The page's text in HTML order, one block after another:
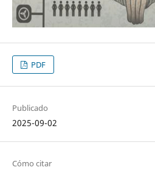
PDF
Publicado
2025-09-02
Cómo citar